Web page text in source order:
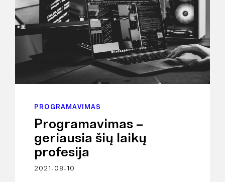
PROGRAMAVIMAS
Programavimas –
geriausia šių laikų
profesija
2021-08-10